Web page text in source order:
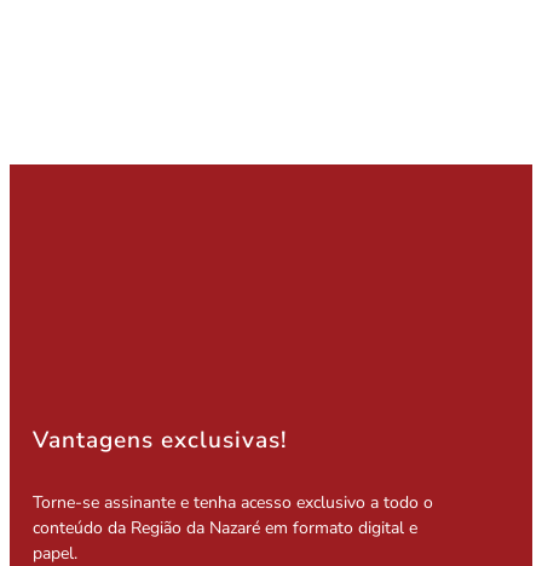
Vantagens exclusivas!
Torne-se assinante e tenha acesso exclusivo a todo o
conteúdo da Região da Nazaré em formato digital e
papel.